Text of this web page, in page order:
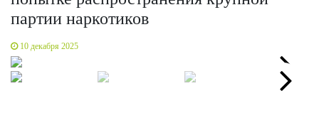
партии наркотиков
10 декабря 2025
Next